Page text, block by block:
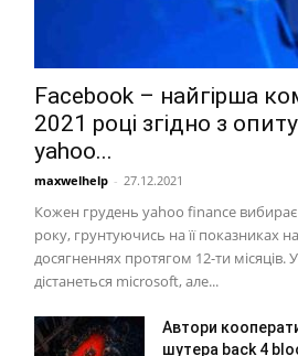
Facebook – найгірша
2021 році згідно з
yahoo...
maxwelhelp - 27.12.2021
Кожен грудень yahoo finance
року, грунтуючись на її показниках
досягненнях протягом 12-ти місяців.
дістанеться microsoft, але...
Автори
шутера back 4